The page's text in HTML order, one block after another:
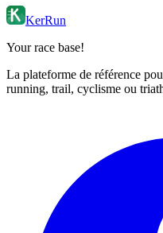
KerRun
Your race base!
La plateforme de référence
running, trail, cyclisme ou